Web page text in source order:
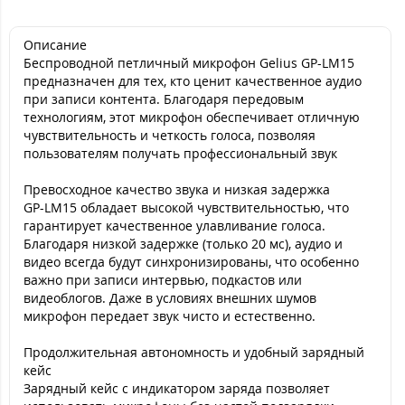
Описание
Беспроводной петличный микрофон Gelius GP-LM15
предназначен для тех, кто ценит качественное аудио
при записи контента. Благодаря передовым
технологиям, этот микрофон обеспечивает отличную
чувствительность и четкость голоса, позволяя
пользователям получать профессиональный звук
Превосходное качество звука и низкая задержка
GP-LM15 обладает высокой чувствительностью, что
гарантирует качественное улавливание голоса.
Благодаря низкой задержке (только 20 мс), аудио и
видео всегда будут синхронизированы, что особенно
важно при записи интервью, подкастов или
видеоблогов. Даже в условиях внешних шумов
микрофон передает звук чисто и естественно.
Продолжительная автономность и удобный зарядный
кейс
Зарядный кейс с индикатором заряда позволяет